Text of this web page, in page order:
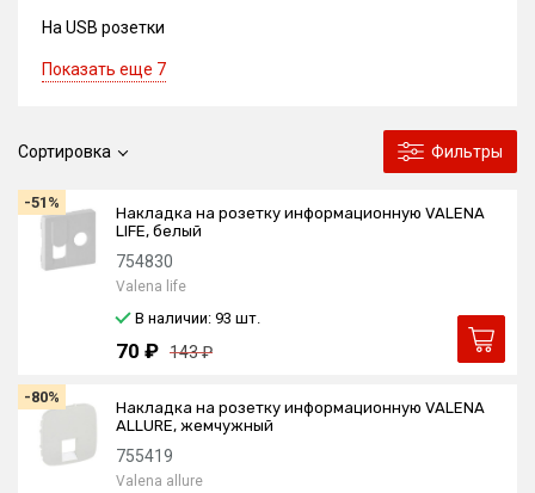
Сортировка Фильтры
-51%
Накладка на розетку информационную VALENA
LIFE, белый
754830
Valena life
В наличии: 93 шт.
70 ₽ 143 ₽
-80%
Накладка на розетку информационную VALENA
ALLURE, жемчужный
755419
Valena allure
На USB розетки
Показать еще 7